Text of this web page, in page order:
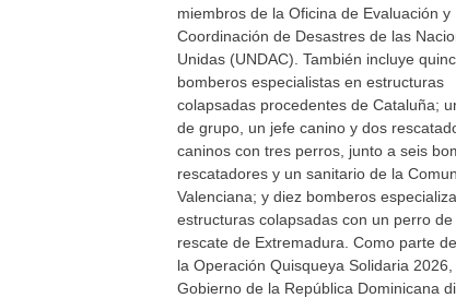
miembros de la Oficina de Evaluación y
Coordinación de Desastres de las
Unidas (UNDAC). También incluye
bomberos especialistas en estructuras
colapsadas procedentes de Cataluña;
de grupo, un jefe canino y dos
caninos con tres perros, junto a seis
rescatadores y un sanitario de la
Valenciana; y diez bomberos
estructuras colapsadas con un perro de
rescate de Extremadura. Como parte de
la Operación Quisqueya Solidaria 2026,
Gobierno de la República Dominicana